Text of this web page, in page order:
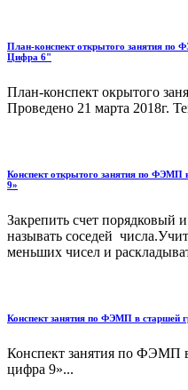
План-конспект открытого занятия по
Цифра 6"
План-конспект окрытого
Проведено 21 марта 2018г.
Конспект открытого занятия по ФЭМП
9»
Закрепить счет порядковый
называть соседей
меньших чисел и
Конспект занятия по ФЭМП в старшей
Конспект занятия по ФЭМП
цифра 9»...